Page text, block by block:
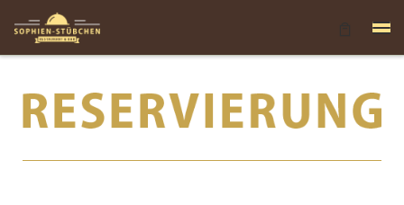
Zum Inhalt springen